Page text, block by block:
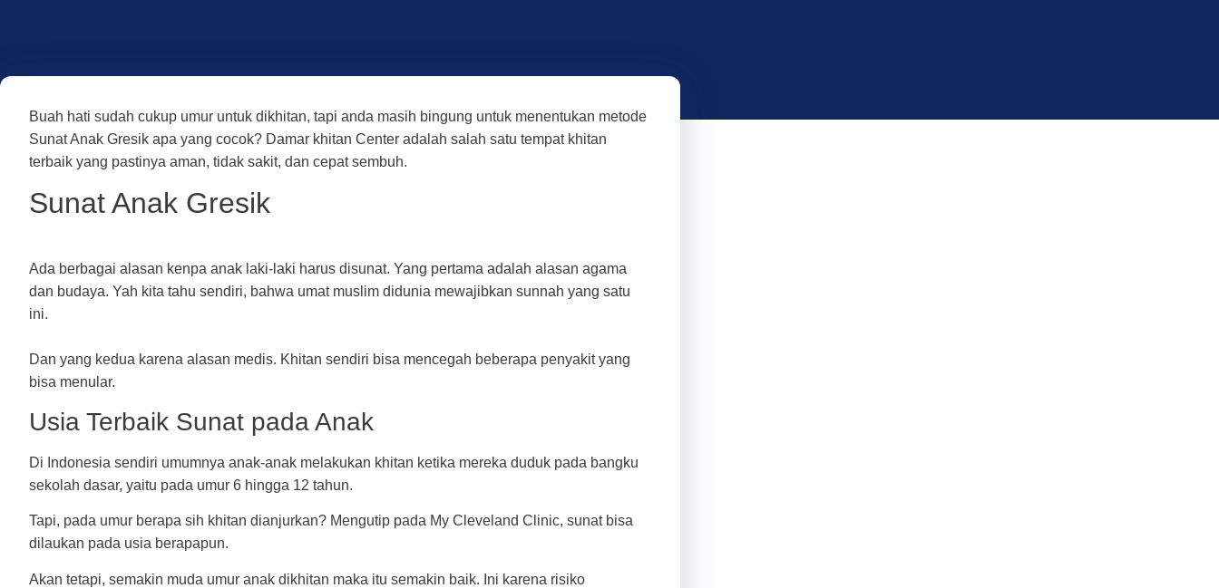
Buah hati sudah cukup umur untuk dikhitan, tapi anda masih bingung untuk menentukan metode
Sunat Anak Gresik apa yang cocok? Damar khitan Center adalah salah satu tempat khitan
terbaik yang pastinya aman, tidak sakit, dan cepat sembuh.
Sunat Anak Gresik
Ada berbagai alasan kenpa anak laki-laki harus disunat. Yang pertama adalah alasan agama
dan budaya. Yah kita tahu sendiri, bahwa umat muslim didunia mewajibkan sunnah yang satu
ini.
Dan yang kedua karena alasan medis. Khitan sendiri bisa mencegah beberapa penyakit yang
bisa menular.
Usia Terbaik Sunat pada Anak
Di Indonesia sendiri umumnya anak-anak melakukan khitan ketika mereka duduk pada bangku
sekolah dasar, yaitu pada umur 6 hingga 12 tahun.
Tapi, pada umur berapa sih khitan dianjurkan? Mengutip pada My Cleveland Clinic, sunat bisa
dilaukan pada usia berapapun.
Akan tetapi, semakin muda umur anak dikhitan maka itu semakin baik. Ini karena risiko